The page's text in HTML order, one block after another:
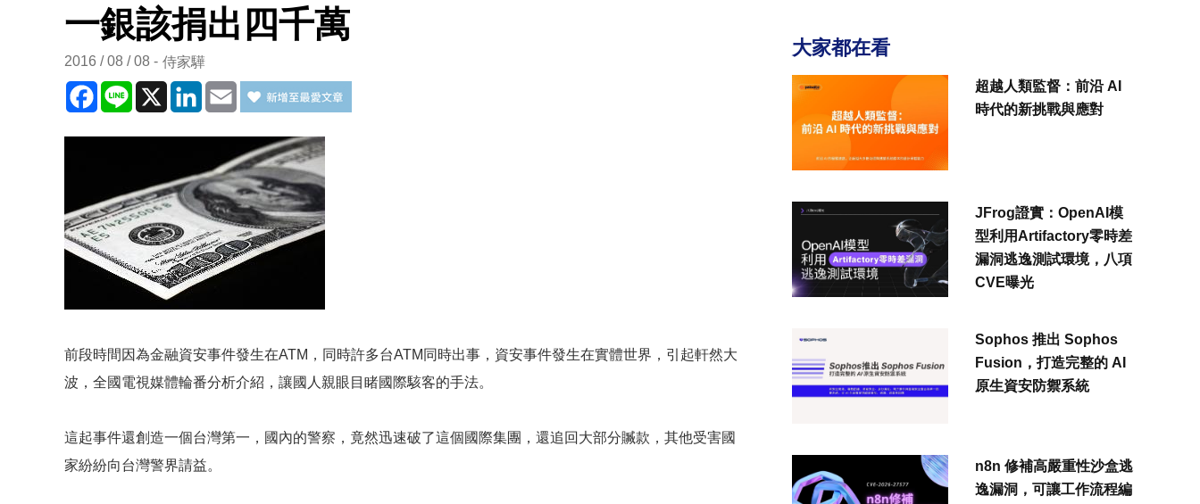
一銀該捐出四千萬
2016 / 08 / 08 侍家驊
Facebook
Line X LinkedInEmail
前段時間因為金融資安事件發生在ATM，同時許多台ATM同時出事，資安事件發生在實體世界，引起軒然大
波，全國電視媒體輪番分析介紹，讓國人親眼目睹國際駭客的手法。
這起事件還創造一個台灣第一，國內的警察，竟然迅速破了這個國際集團，還追回大部分贓款，其他受害國
家紛紛向台灣警界請益。
大家都在看
超越人類監督：前沿 AI
時代的新挑戰與應對
JFrog證實：OpenAI模
型利用Artifactory零時差
漏洞逃逸測試環境，八項
CVE曝光
Sophos 推出 Sophos
Fusion，打造完整的 AI
原生資安防禦系統
n8n 修補高嚴重性沙盒逃
逸漏洞，可讓工作流程編